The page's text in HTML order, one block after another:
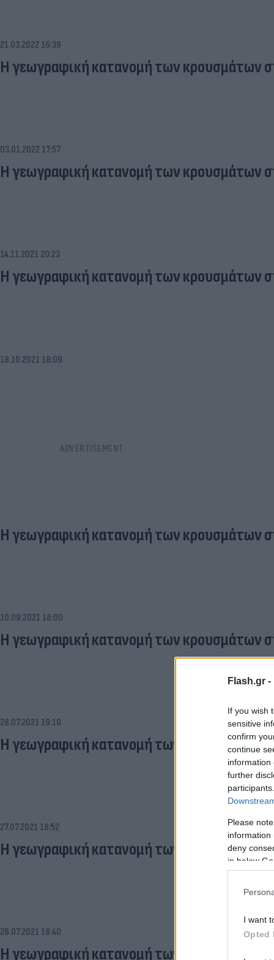
Flash.gr -
If you wish
sensitive
confirm
continue
information
further
Please
information
deny
in below
I want
Opted
21.03.2022 16:39
Η γεωγραφική κατανομή των κρουσμάτων
03.01.2022 17:57
Η γεωγραφική κατανομή των κρουσμάτων
14.11.2021 20:23
Η γεωγραφική κατανομή των κρουσμάτων
18.10.2021 18:09
Η γεωγραφική κατανομή των κρουσμάτων
10.09.2021 18:00
Η γεωγραφική κατανομή των κρουσμάτων
28.07.2021 19:10
Η γεωγραφική κατανομή των κρουσμάτων
27.07.2021 18:52
Η γεωγραφική κατανομή των κρουσμάτων
26.07.2021 18:40
Η γεωγραφική κατανομή των κρουσμάτων